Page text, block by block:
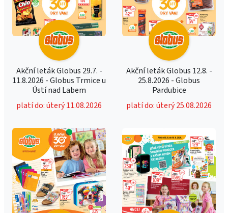
Akční leták Globus 29.7. -
11.8.2026 - Globus Trmice u
Ústí nad Labem
platí do: úterý 11.08.2026
Akční leták Globus 12.8. -
25.8.2026 - Globus
Pardubice
platí do: úterý 25.08.2026